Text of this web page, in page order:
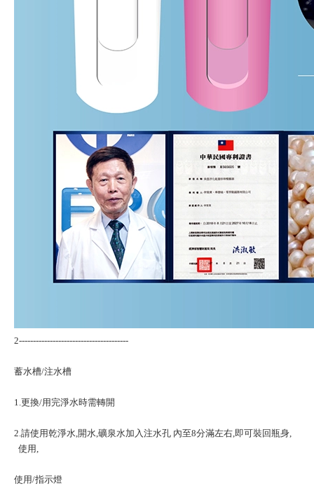
2---------------------------------------
蓄水槽/注水槽
1.更換/用完淨水時需轉開
2.請使用乾淨水,開水,礦泉水加入注水孔 內至8分滿左右,即可裝回瓶身,
使用,
使用/指示燈